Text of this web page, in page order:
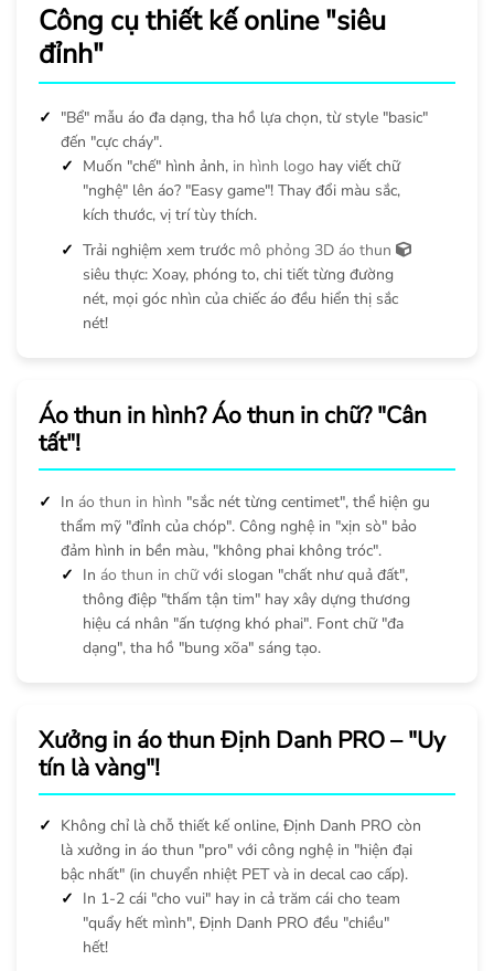
Công cụ thiết kế online "siêu
đỉnh"
"Bể" mẫu áo đa dạng, tha hồ lựa chọn, từ style "basic"
đến "cực cháy".
Muốn "chế" hình ảnh, in hình logo hay viết chữ
"nghệ" lên áo? "Easy game"! Thay đổi màu sắc,
kích thước, vị trí tùy thích.
Trải nghiệm xem trước mô phỏng 3D áo thun
siêu thực: Xoay, phóng to, chi tiết từng đường
nét, mọi góc nhìn của chiếc áo đều hiển thị sắc
nét!
Áo thun in hình? Áo thun in chữ? "Cân
tất"!
In áo thun in hình "sắc nét từng centimet", thể hiện gu
thẩm mỹ "đỉnh của chóp". Công nghệ in "xịn sò" bảo
đảm hình in bền màu, "không phai không tróc".
In áo thun in chữvới slogan "chất như quả đất",
thông điệp "thấm tận tim" hay xây dựng thương
hiệu cá nhân "ấn tượng khó phai". Font chữ "đa
dạng", tha hồ "bung xõa" sáng tạo.
Xưởng in áo thun Định Danh PRO – "Uy
tín là vàng"!
Không chỉ là chỗ thiết kế online, Định Danh PRO còn
là xưởng in áo thun "pro" với công nghệ in "hiện đại
bậc nhất" (in chuyển nhiệt PET và in decal cao cấp).
In 1-2 cái "cho vui" hay in cả trăm cái cho team
"quẩy hết mình", Định Danh PRO đều "chiều"
hết!